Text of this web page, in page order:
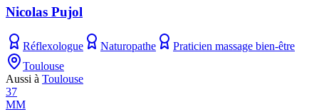
Nicolas Pujol
Réflexologue Naturopathe
Praticien massage bien-être
Toulouse
Aussi à Toulouse
37
MM